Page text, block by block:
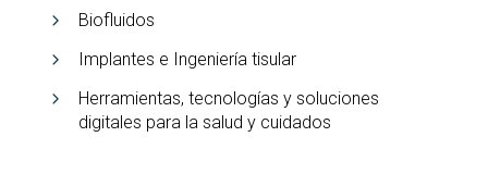
Biofluidos
Implantes e Ingeniería tisular
Herramientas, tecnologías y soluciones
digitales para la salud y cuidados